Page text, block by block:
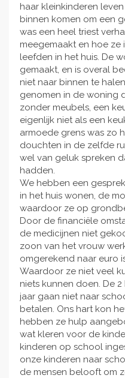
haar kleinkinderen
binnen komen om een
was een heel triest
meegemaakt en hoe
leefden in het huis. De
gemaakt, en is overal
niet naar binnen te
genomen in de woning
zonder meubels, een
eigenlijk niet als een
armoede grens was zo
douchten in de zelfde
wel van geluk spreken
hadden.
We hebben een
in het huis wonen, de
waardoor ze op
Door de financiële
de medicijnen niet
zoon van het vrouw
omgerekend naar euro
Waardoor ze niet veel
niets kunnen doen. De
jaar gaan niet naar
betalen. Ons hart kon
hebben ze hulp
wat kleren voor de
kinderen op school
onze kinderen naar
de mensen belooft om